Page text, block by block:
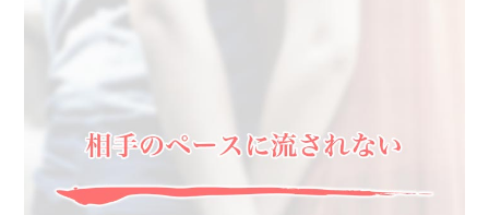
たまに思い通りになってあげる
一緒にいると楽しくなれる
趣味も豊富に持つこと
女子力の磨き方で自信は大切なことです
自分の意見がちゃんと言えるようになる
あなたがいないとダメは禁止